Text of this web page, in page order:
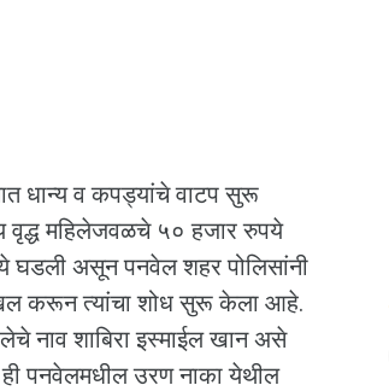
धान्य व कपड्यांचे वाटप सुरू
वृद्ध महिलेजवळचे ५० हजार रुपये
घडली असून पनवेल शहर पोलिसांनी
करून त्यांचा शोध सुरू केला आहे.
शाबिरा इस्माईल खान असे
पनवेलमधील उरण नाका येथील